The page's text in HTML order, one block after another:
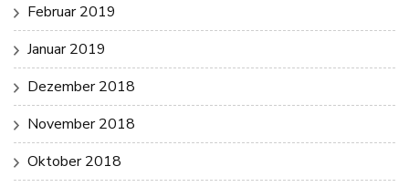
Februar 2019
Januar 2019
Dezember 2018
November 2018
Oktober 2018